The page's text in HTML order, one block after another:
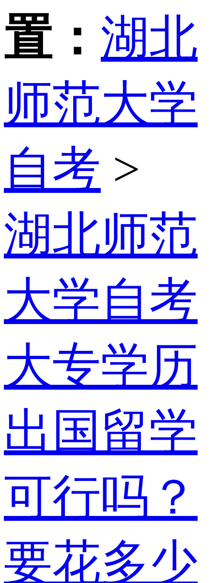
置： 湖北
师范大学
自考 >
湖北师范
大学自考
大专学历
出国留学
可行吗？
要花多少